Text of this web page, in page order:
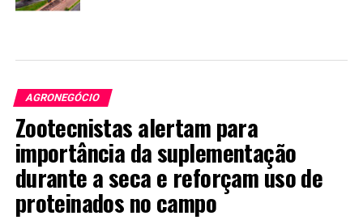
AGRONEGÓCIO
Zootecnistas alertam para
importância da suplementação
durante a seca e reforçam uso de
proteinados no campo